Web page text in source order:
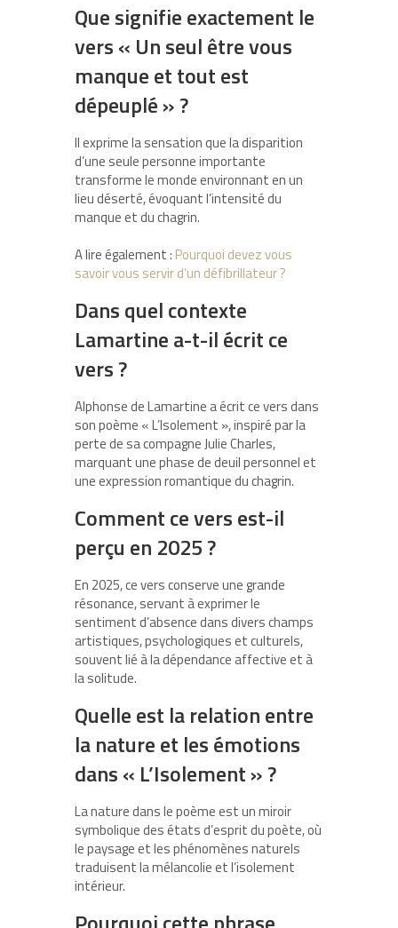
Que signifie exactement le
vers « Un seul être vous
manque et tout est
dépeuplé » ?
Il exprime la sensation que la disparition
d’une seule personne importante
transforme le monde environnant en un
lieu déserté, évoquant l’intensité du
manque et du chagrin.
A lire également : Pourquoi devez vous
savoir vous servir d’un défibrillateur ?
Dans quel contexte
Lamartine a-t-il écrit ce
vers ?
Alphonse de Lamartine a écrit ce vers dans
son poème « L’Isolement », inspiré par la
perte de sa compagne Julie Charles,
marquant une phase de deuil personnel et
une expression romantique du chagrin.
Comment ce vers est-il
perçu en 2025 ?
En 2025, ce vers conserve une grande
résonance, servant à exprimer le
sentiment d’absence dans divers champs
artistiques, psychologiques et culturels,
souvent lié à la dépendance affective et à
la solitude.
Quelle est la relation entre
la nature et les émotions
dans « L’Isolement » ?
La nature dans le poème est un miroir
symbolique des états d’esprit du poète, où
le paysage et les phénomènes naturels
traduisent la mélancolie et l’isolement
intérieur.